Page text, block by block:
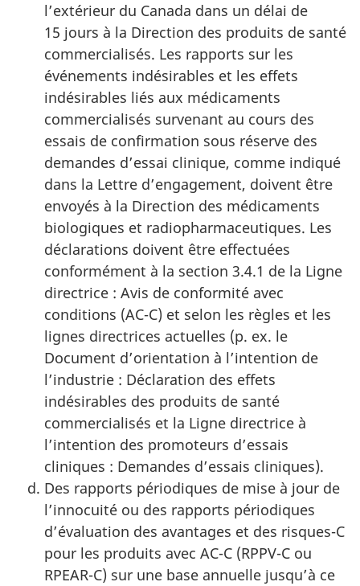
l’extérieur du Canada dans un délai de
15 jours à la Direction des produits de santé
commercialisés. Les rapports sur les
événements indésirables et les effets
indésirables liés aux médicaments
commercialisés survenant au cours des
essais de confirmation sous réserve des
demandes d’essai clinique, comme indiqué
dans la Lettre d’engagement, doivent être
envoyés à la Direction des médicaments
biologiques et radiopharmaceutiques. Les
déclarations doivent être effectuées
conformément à la section 3.4.1 de la Ligne
directrice : Avis de conformité avec
conditions (AC-C) et selon les règles et les
lignes directrices actuelles (p. ex. le
Document d’orientation à l’intention de
l’industrie : Déclaration des effets
indésirables des produits de santé
commercialisés et la Ligne directrice à
l’intention des promoteurs d’essais
cliniques : Demandes d’essais cliniques).
Des rapports périodiques de mise à jour de
l’innocuité ou des rapports périodiques
d’évaluation des avantages et des risques-C
pour les produits avec AC-C (RPPV-C ou
RPEAR-C) sur une base annuelle jusqu’à ce